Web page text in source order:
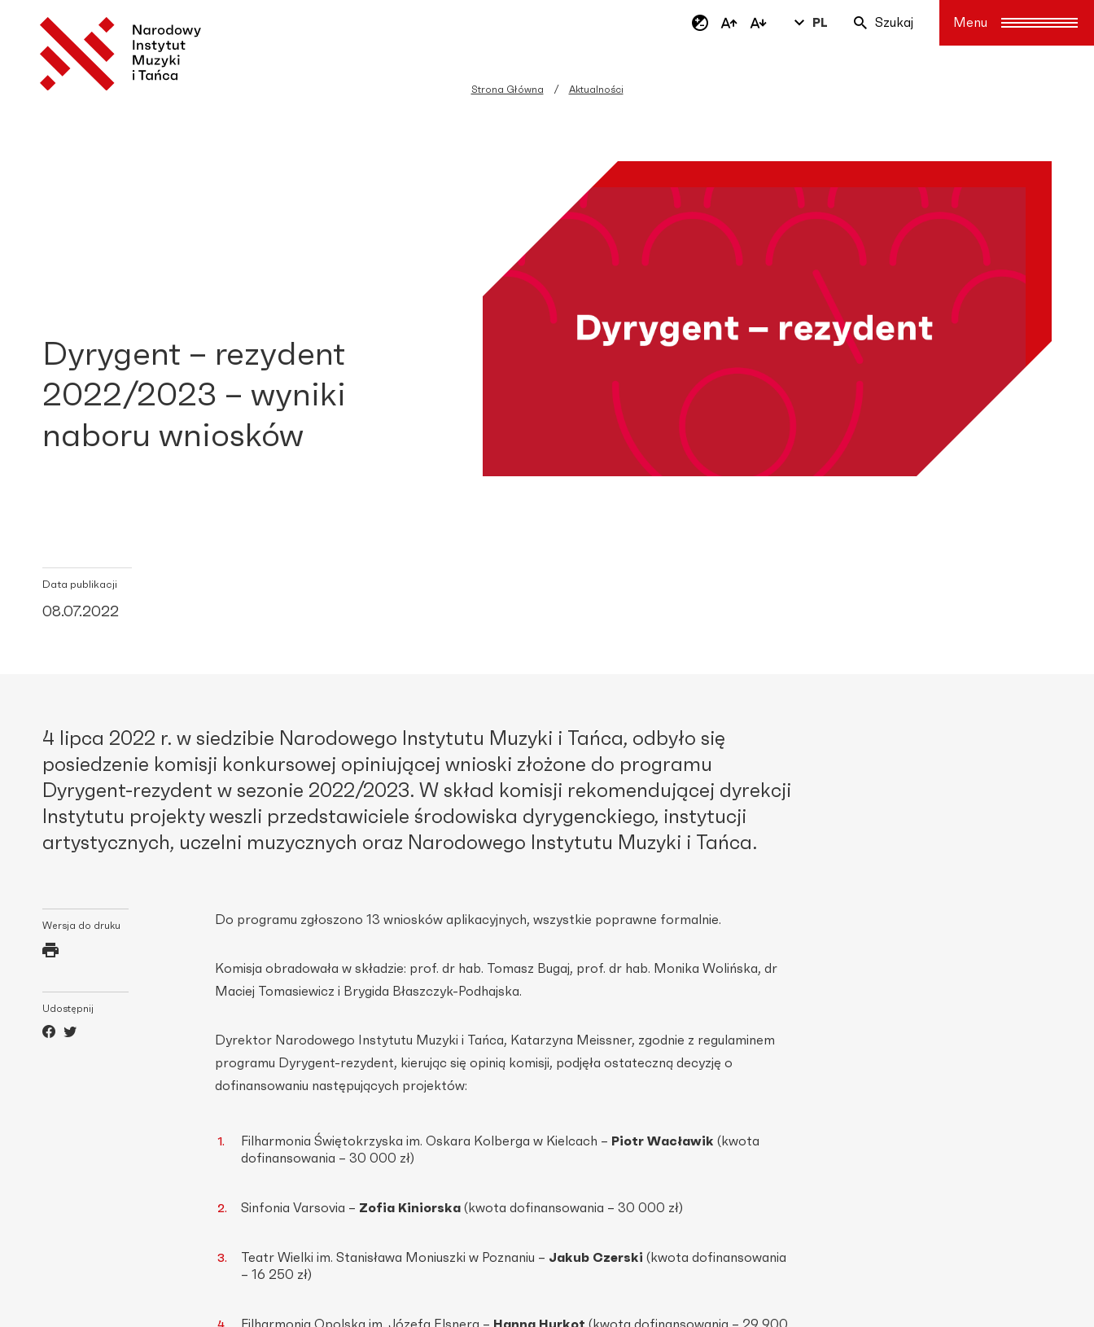
PL Szukaj
Strona Główna Aktualności
Dyrygent – rezydent
2022/2023 – wyniki
naboru wniosków
Data publikacji
08.07.2022
4 lipca 2022 r. w siedzibie Narodowego Instytutu Muzyki i Tańca, odbyło się
posiedzenie komisji konkursowej opiniującej wnioski złożone do programu
Dyrygent-rezydent w sezonie 2022/2023. W skład komisji rekomendującej dyrekcji
Instytutu projekty weszli przedstawiciele środowiska dyrygenckiego, instytucji
artystycznych, uczelni muzycznych oraz Narodowego Instytutu Muzyki i Tańca.
Wersja do druku
Udostępnij
Do programu zgłoszono 13 wniosków aplikacyjnych, wszystkie poprawne formalnie.
Komisja obradowała w składzie: prof. dr hab. Tomasz Bugaj, prof. dr hab. Monika Wolińska, dr
Maciej Tomasiewicz i Brygida Błaszczyk-Podhajska.
Dyrektor Narodowego Instytutu Muzyki i Tańca, Katarzyna Meissner, zgodnie z regulaminem
programu Dyrygent-rezydent, kierując się opinią komisji, podjęła ostateczną decyzję o
dofinansowaniu następujących projektów:
Filharmonia Świętokrzyska im. Oskara Kolberga w Kielcach – Piotr Wacławik (kwota
dofinansowania – 30 000 zł)
Sinfonia Varsovia – Zofia Kiniorska (kwota dofinansowania – 30 000 zł)
Teatr Wielki im. Stanisława Moniuszki w Poznaniu – Jakub Czerski (kwota dofinansowania
– 16 250 zł)